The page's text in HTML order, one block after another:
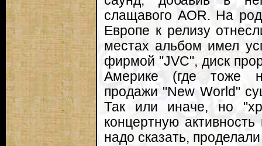
слащавого AOR. На
Европе к релизу
местах альбом имел
фирмой "JVC", диск
Америке (где тоже
продажи "New World"
Так или иначе, но
концертную
надо сказать,